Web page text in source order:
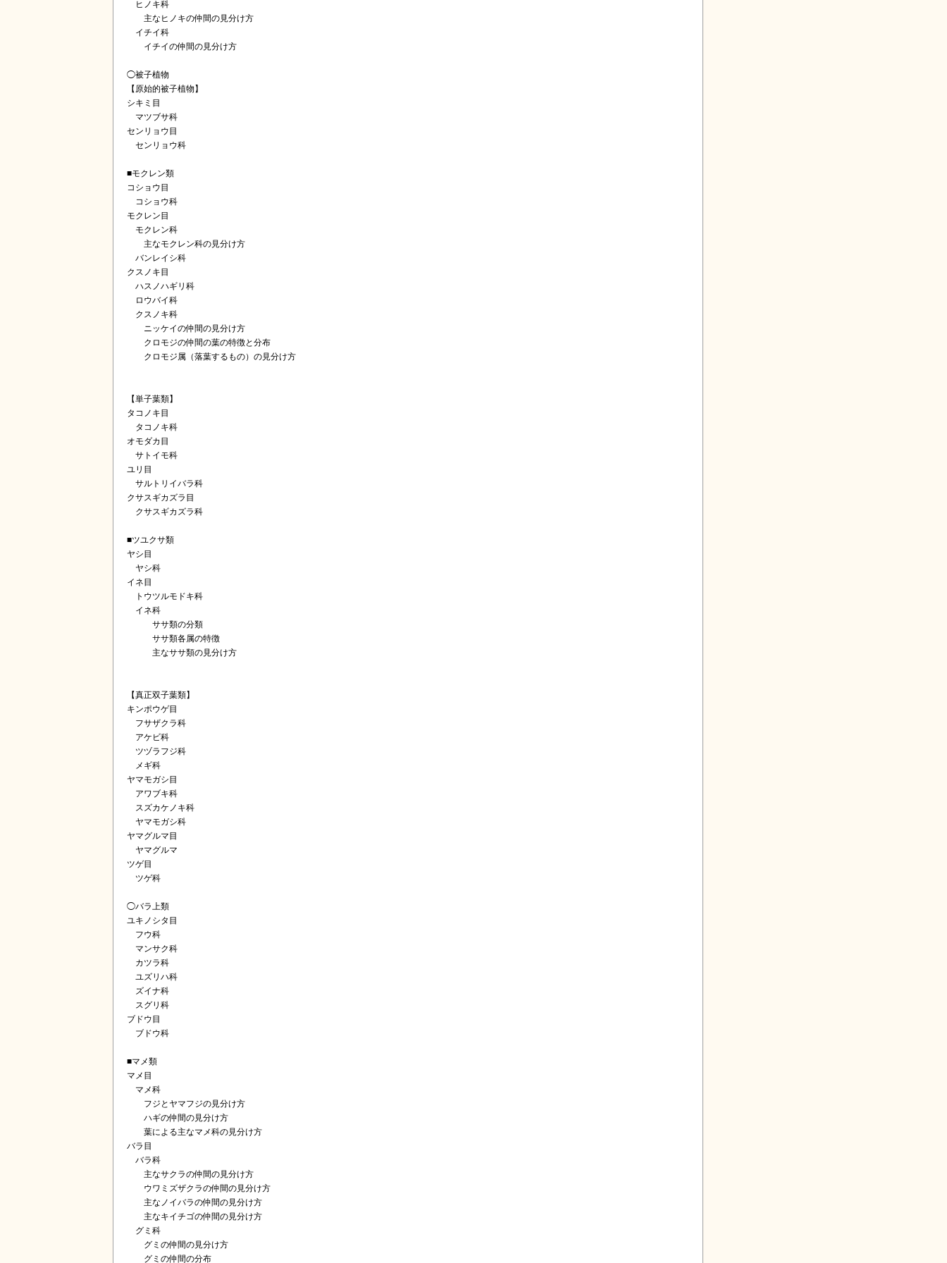
ヒノキ科
主なヒノキの仲間の見分け方
イチイ科
イチイの仲間の見分け方
◯被子植物
【原始的被子植物】
シキミ目
マツブサ科
センリョウ目
センリョウ科
■モクレン類
コショウ目
コショウ科
モクレン目
モクレン科
主なモクレン科の見分け方
バンレイシ科
クスノキ目
ハスノハギリ科
ロウバイ科
クスノキ科
ニッケイの仲間の見分け方
クロモジの仲間の葉の特徴と分布
クロモジ属（落葉するもの）の見分け方
【単子葉類】
タコノキ目
タコノキ科
オモダカ目
サトイモ科
ユリ目
サルトリイバラ科
クサスギカズラ目
クサスギカズラ科
■ツユクサ類
ヤシ目
ヤシ科
イネ目
トウツルモドキ科
イネ科
ササ類の分類
ササ類各属の特徴
主なササ類の見分け方
【真正双子葉類】
キンポウゲ目
フサザクラ科
アケビ科
ツヅラフジ科
メギ科
ヤマモガシ目
アワブキ科
スズカケノキ科
ヤマモガシ科
ヤマグルマ目
ヤマグルマ
ツゲ目
ツゲ科
◯バラ上類
ユキノシタ目
フウ科
マンサク科
カツラ科
ユズリハ科
ズイナ科
スグリ科
ブドウ目
ブドウ科
■マメ類
マメ目
マメ科
フジとヤマフジの見分け方
ハギの仲間の見分け方
葉による主なマメ科の見分け方
バラ目
バラ科
主なサクラの仲間の見分け方
ウワミズザクラの仲間の見分け方
主なノイバラの仲間の見分け方
主なキイチゴの仲間の見分け方
グミ科
グミの仲間の見分け方
グミの仲間の分布